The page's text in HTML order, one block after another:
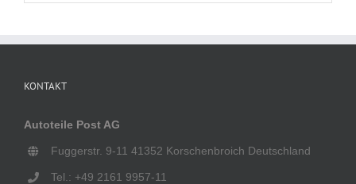
KONTAKT
Autoteile Post AG
Fuggerstr. 9-11 41352 Korschenbroich Deutschland
Tel.: +49 2161 9957-11